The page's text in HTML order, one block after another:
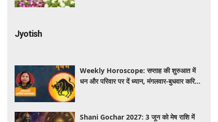
Jyotish
Weekly Horoscope: सप्ताह की शुरुआत में
धन और परिवार पर दें ध्यान, मंगलवार-बुधवार करियर
Shani Gochar 2027: 3 जून को मेष राशि में